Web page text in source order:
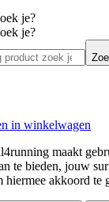
je?
je?
in winkelwagen
maakt
te bieden, jouw
hiermee akkoord te